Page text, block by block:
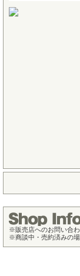
※販売店へのお問い合
※商談中・売約済みの